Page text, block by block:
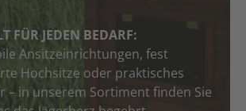
FÜR JEDEN BEDARF:
Ansitzeinrichtungen, fest
Hochsitze oder praktisches
– in unserem Sortiment finden Sie